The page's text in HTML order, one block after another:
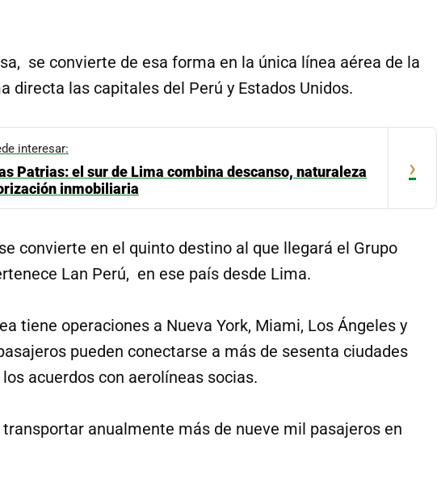
se convierte de esa forma en la única línea aérea de la
directa las capitales del Perú y Estados Unidos.
interesar:
Patrias: el sur de Lima combina descanso, naturaleza
inmobiliaria
›
convierte en el quinto destino al que llegará el Grupo
Lan Perú, en ese país desde Lima.
tiene operaciones a Nueva York, Miami, Los Ángeles y
pueden conectarse a más de sesenta ciudades
acuerdos con aerolíneas socias.
anualmente más de nueve mil pasajeros en